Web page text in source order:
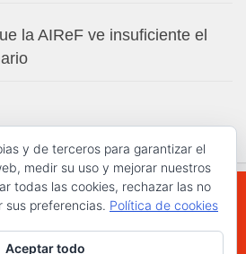
la AIReF ve insuficiente el
© 2026. Todos los
y de terceros para garantizar el
medir su uso y mejorar nuestros
todas las cookies, rechazar las no
sus preferencias. Política de cookies
Aceptar todo